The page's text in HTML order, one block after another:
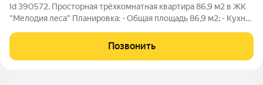
Id 390572. Просторная трёхкомнатная квартира 86,9 м2 в ЖК
"Мелодия леса" Планировка: - Общая площадь 86,9 м2; - Кухня
место для творческих кулинарных экспериментов; - Жилая
площадь 45,5 м2
Позвонить